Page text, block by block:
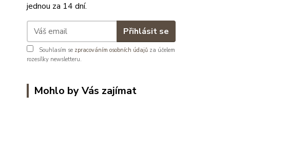
jednou za 14 dní.
Přihlásit se
Souhlasím se zpracováním osobních údajů za účelem
rozesílky newsletteru.
Mohlo by Vás zajímat